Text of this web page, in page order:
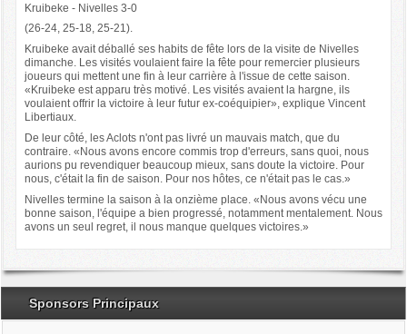
Kruibeke - Nivelles 3-0
(26-24, 25-18, 25-21).
Kruibeke avait déballé ses habits de fête lors de la visite de Nivelles
dimanche. Les visités voulaient faire la fête pour remercier plusieurs
joueurs qui mettent une fin à leur carrière à l'issue de cette saison.
«Kruibeke est apparu très motivé. Les visités avaient la hargne, ils
voulaient offrir la victoire à leur futur ex-coéquipier», explique Vincent
Libertiaux.
De leur côté, les Aclots n'ont pas livré un mauvais match, que du
contraire. «Nous avons encore commis trop d'erreurs, sans quoi, nous
aurions pu revendiquer beaucoup mieux, sans doute la victoire. Pour
nous, c'était la fin de saison. Pour nos hôtes, ce n'était pas le cas.»
Nivelles termine la saison à la onzième place. «Nous avons vécu une
bonne saison, l'équipe a bien progressé, notamment mentalement. Nous
avons un seul regret, il nous manque quelques victoires.»
Sponsors Principaux